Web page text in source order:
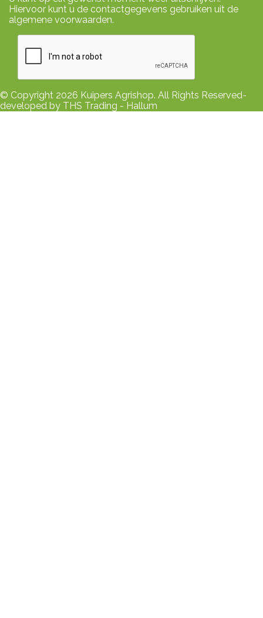
Hiervoor kunt u de contactgegevens gebruiken uit de
algemene voorwaarden.
© Copyright 2026 Kuipers Agrishop. All Rights Reserved-
developed by THS Trading - Hallum